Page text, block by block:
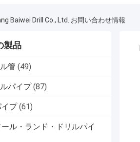
Baiwei Drill Co., Ltd. お問い合わせ情報
製品
管 (49)
パイプ (87)
プ (61)
ル・ランド・ドリルパイ